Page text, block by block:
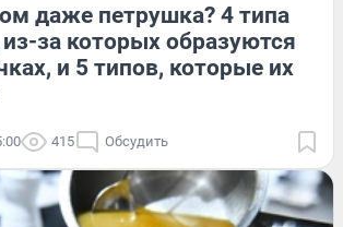
даже петрушка? 4 типа
за которых образуются
и 5 типов, которые их
415 Обсудить